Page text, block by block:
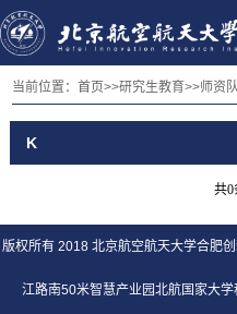
当前位置：首页>>研究生教育>>师资
K
共
版权所有 2018 北京航空航天大学合肥
江路南50米智慧产业园北航国家大